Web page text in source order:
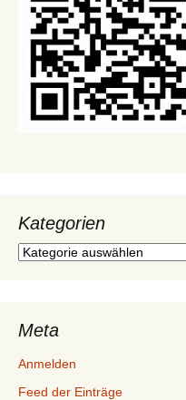
Kategorien
Kategorien
Meta
Anmelden
Feed der Einträge